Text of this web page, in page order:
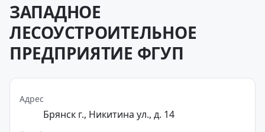
ЗАПАДНОЕ
ЛЕСОУСТРОИТЕЛЬНОЕ
ПРЕДПРИЯТИЕ ФГУП
Адрес
Брянск г., Никитина ул., д. 14